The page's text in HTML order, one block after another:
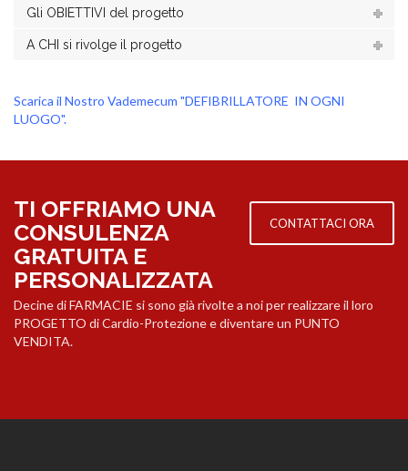
Gli OBIETTIVI del progetto
A CHI si rivolge il progetto
Scarica il Nostro Vademecum "DEFIBRILLATORE IN OGNI
LUOGO".
CONTATTACI ORA
TI OFFRIAMO UNA
CONSULENZA
GRATUITA E
PERSONALIZZATA
Decine di FARMACIE si sono già rivolte a noi per realizzare il loro
PROGETTO di Cardio-Protezione e diventare un PUNTO
VENDITA.